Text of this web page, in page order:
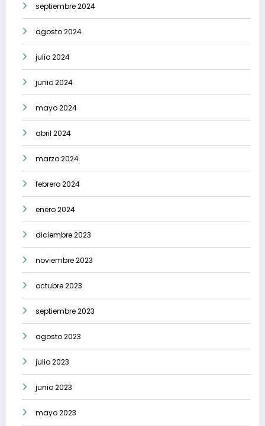
septiembre 2024
agosto 2024
julio 2024
junio 2024
mayo 2024
abril 2024
marzo 2024
febrero 2024
enero 2024
diciembre 2023
noviembre 2023
octubre 2023
septiembre 2023
agosto 2023
julio 2023
junio 2023
mayo 2023